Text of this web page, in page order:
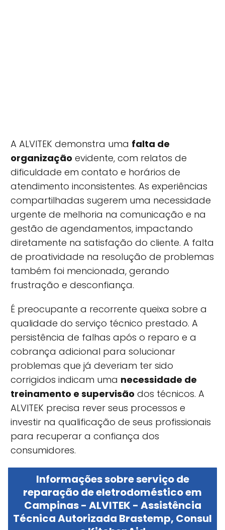
A ALVITEK demonstra uma falta de
organização evidente, com relatos de
dificuldade em contato e horários de
atendimento inconsistentes. As experiências
compartilhadas sugerem uma necessidade
urgente de melhoria na comunicação e na
gestão de agendamentos, impactando
diretamente na satisfação do cliente. A falta
de proatividade na resolução de problemas
também foi mencionada, gerando
frustração e desconfiança.
É preocupante a recorrente queixa sobre a
qualidade do serviço técnico prestado. A
persistência de falhas após o reparo e a
cobrança adicional para solucionar
problemas que já deveriam ter sido
corrigidos indicam uma necessidade de
treinamento e supervisão dos técnicos. A
ALVITEK precisa rever seus processos e
investir na qualificação de seus profissionais
para recuperar a confiança dos
consumidores.
Informações sobre serviço de
reparação de eletrodoméstico em
Campinas - ALVITEK - Assistência
Técnica Autorizada Brastemp, Consul